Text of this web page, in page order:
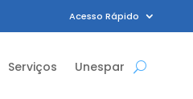
Acesso Rápido
Serviços Unespar